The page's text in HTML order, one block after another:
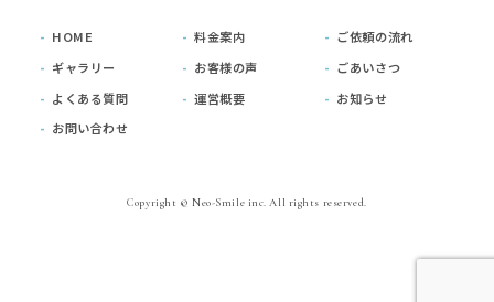
HOME 料金案内
ご依頼の流れ
ギャラリー
お客様の声
ごあいさつ
よくある質問
運営概要
お知らせ
お問い合わせ
Copyright © Neo-Smile inc. All rights reserved.